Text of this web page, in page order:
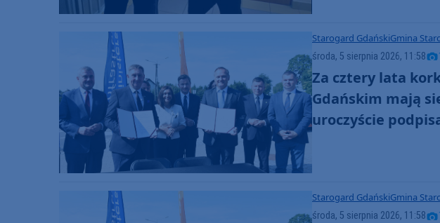
Starogard GdańskiGmina
środa, 5 sierpnia 2026, 11:58
Za cztery lata
Gdańskim mają
uroczyście
Starogard GdańskiGmina
środa, 5 sierpnia 2026, 11:58